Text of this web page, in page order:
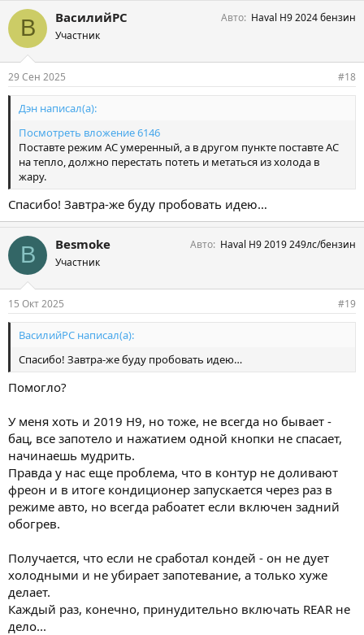
п
т
и
:
В ВасилийРС
Участник
Авто Haval H9 2024 бензин
29 Сен 2025 #18
Дэн написал(а):
Посмотреть вложение 6146
Поставте режим АС умеренный, а в другом пункте поставте АС
на тепло, должно перестать потеть и метаться из холода в
жару.
Спасибо! Завтра-же буду пробовать идею…
B Besmoke
Участник
Авто Haval H9 2019 249лс/бензин
15 Окт 2025 #19
ВасилийРС написал(а):
Спасибо! Завтра-же буду пробовать идею…
Помогло?
У меня хоть и 2019 H9, но тоже, не всегда но бывает -
бац, все запотело и нажатием одной кнопки не спасает,
начинаешь мудрить.
Правда у нас еще проблема, что в контур не доливают
фреон и в итоге кондиционер запускается через раз в
режиме авто, но всегда рабоатет если включен задний
обогрев.
Получается, что если не сработал кондей - он не дует
холодными и не убирает запотевание, а только хуже
делает.
Каждый раз, конечно, принудительно включать REAR не
дело...